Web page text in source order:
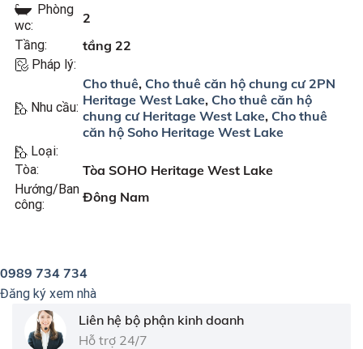
Phòng
wc:
2
Tầng: tầng 22
Pháp lý:
Nhu cầu:
Cho thuê, Cho thuê căn hộ chung cư 2PN
Heritage West Lake, Cho thuê căn hộ
chung cư Heritage West Lake, Cho thuê
căn hộ Soho Heritage West Lake
Loại:
Tòa:
Tòa SOHO Heritage West Lake
Hướng/Ban
công:
Đông Nam
0989 734 734
Đăng ký xem nhà
Liên hệ bộ phận kinh doanh
Hỗ trợ 24/7